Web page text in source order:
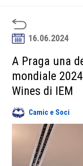
Sviluppo
Soci
Partner
Area riservata
16.06.2024
A Praga una
mondiale
Wines di IEM
Camic e Soci